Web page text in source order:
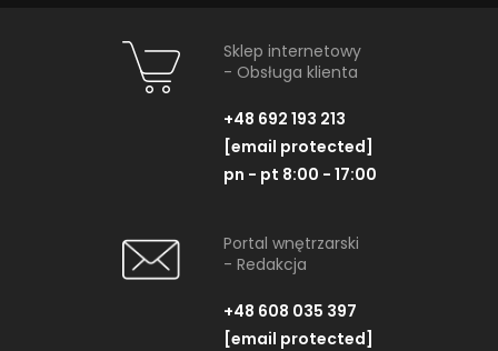
Sklep internetowy
- Obsługa klienta
+48 692 193 213
[email protected]
pn - pt 8:00 - 17:00
Portal wnętrzarski
- Redakcja
+48 608 035 397
[email protected]